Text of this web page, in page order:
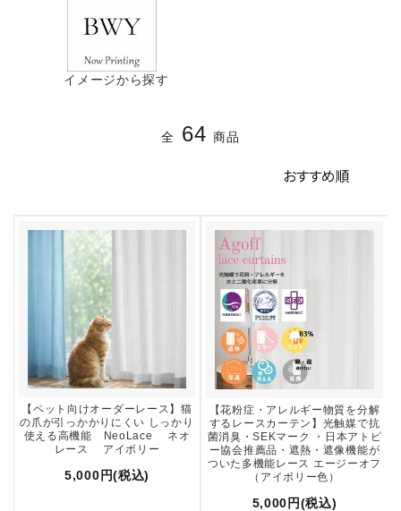
イメージから探す
全 64 商品
【ペット向けオーダーレース】猫
の爪が引っかかりにくい しっかり
使える高機能 NeoLace ネオ
レース アイボリー
5,000円(税込)
【花粉症・アレルギー物質を分解
するレースカーテン】光触媒で抗
菌消臭・SEKマーク ・日本アトピ
ー協会推薦品・遮熱・遮像機能が
ついた多機能レース エージーオフ
（アイボリー色）
5,000円(税込)